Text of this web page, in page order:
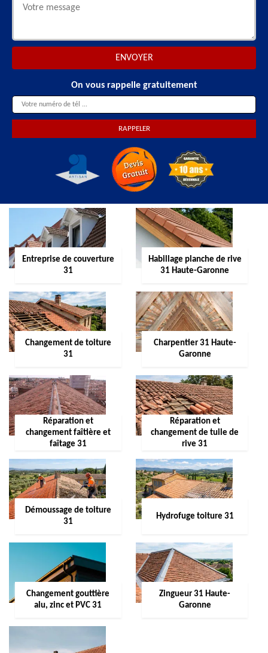
On vous rappelle gratuitement
Entreprise de couverture
31
Habillage planche de rive
31 Haute-Garonne
Changement de toiture
31
Charpentier 31 Haute-
Garonne
Réparation et
changement faîtière et
faîtage 31
Réparation et
changement de tuile de
rive 31
Démoussage de toiture
31
Hydrofuge toiture 31
Changement gouttière
alu, zinc et PVC 31
Zingueur 31 Haute-
Garonne